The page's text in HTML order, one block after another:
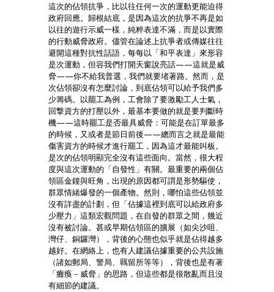
這次的佔領抗爭，比以往任何一次的運動更能迫得
政府回應。歸根結底，是因為這次的抗爭不再是如
以往的遊行示威一樣，純粹表達不滿，而是以實際
的行動威脅政府。儘管在論述上抗爭者或傳媒往往
避開這種對抗性話語，每每以「和平表達」來形容
是次運動，但容我們打開天窗說亮話——這就是威
脅——你不給我普選，我們就要堵著路。然而，是
次佔領卻沒有怎麼討論，到底佔領可以給予我們多
少籌碼。以罷工為例，工會除了要激勵工人士氣，
回撃資方的打壓以外，最基本要做的就是要判斷時
機——這時罷工是否最具威脅：可能是在訂單最多
的時候，又或者是節日前後——總而言之就是最能
傷害資方的時候才進行罷工，因為這才最能叫板。
是次的佔領明顯完全沒有這些面向。當然，很大程
度與這次運動的「自發性」有關。最重要的兩個佔
領區金鐘與旺角，出現的原因都可謂是形勢驅使，
群眾情緒爆發的一個產物。然則，哪怕這些佔領並
沒有詳盡的計劃，但「佔據這裡到底可以給政府多
少壓力」這類宏觀問題，在自發的群眾之間，幾近
沒有被討論。甚或早期佔領區的擴展（如尖沙咀、
灣仔、銅鑼灣），背後的心態也似乎就是佔得越多
越好。在網絡上，也有人建議佔據重要的公共設施
（諸如郵局、警局、羈留所等等），背後也是有著
「癱瘓－威脅」的思路，但這些都是很散亂而且沒
有細節的建議。